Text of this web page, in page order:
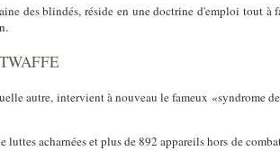
des blindés, réside en une doctrine d'emploi tout
autre, intervient à nouveau le fameux «syndrome
luttes acharnées et plus de 892 appareils hors de